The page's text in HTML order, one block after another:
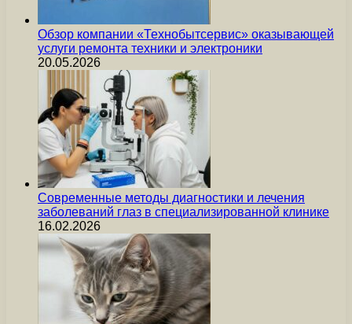
Обзор компании «Технобытсервис» оказывающей
услуги ремонта техники и электроники
20.05.2026
Современные методы диагностики и лечения
заболеваний глаз в специализированной клинике
16.02.2026